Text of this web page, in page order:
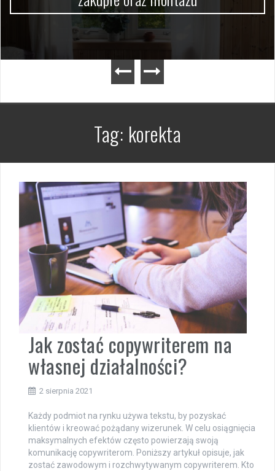
Tag: korekta
Jak zostać copywriterem na
własnej działalności?
2 sierpnia 2021
Każdy podmiot na rynku używa tekstu, by pozyskać
klientów i kreować pożądany wizerunek. W celu osiągnięcia
maksymalnych efektów często powierzają swoją
komunikację copywriterom. Poniższy artykuł opisuje, jak
zostać zawodowym i rozchwytywanym copywriterem. Kto